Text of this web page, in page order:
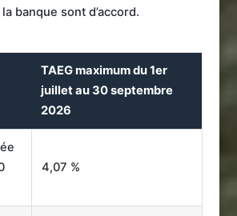
banque sont d’accord.
TAEG maximum du 1er
juillet au 30 septembre
2026
4,07 %